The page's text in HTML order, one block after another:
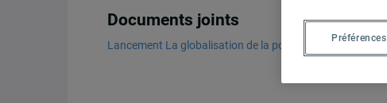
Documents joints
Lancement La globalisation de la politique mondiale
Préférences